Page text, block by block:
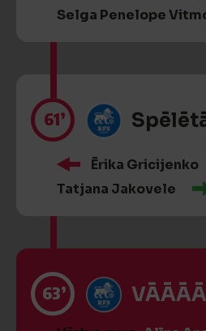
Selga Penelope
61’
Ērika Gricijenko
Tatjana Jakovele
63’